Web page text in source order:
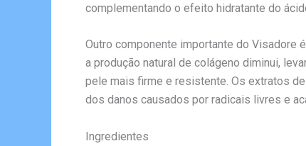
complementando o efeito hidratante do
Outro componente importante do Visadore
a produção natural de colágeno diminui,
pele mais firme e resistente. Os extratos
dos danos causados por radicais livres e
Ingredientes